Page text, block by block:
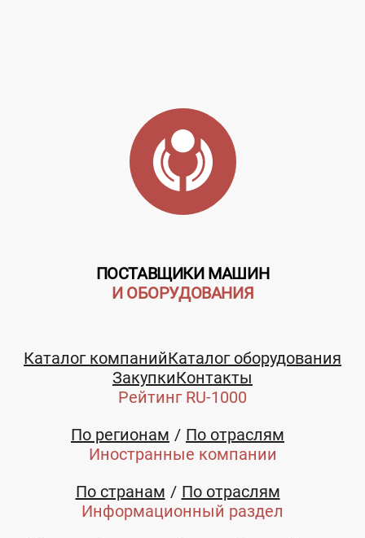
ПОСТАВЩИКИ МАШИН
И ОБОРУДОВАНИЯ
Каталог компанийКаталог оборудования
ЗакупкиКонтакты
Рейтинг RU-1000
По регионам
По отраслям
Иностранные компании
По странам
По отраслям
Информационный раздел